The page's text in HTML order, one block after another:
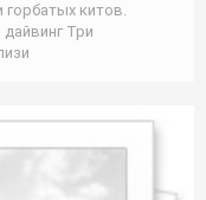
китов.
Три